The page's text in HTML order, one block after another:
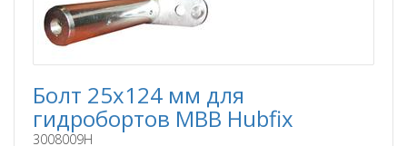
Болт 25x124 мм для
гидробортов MBB Hubfix
3008009H